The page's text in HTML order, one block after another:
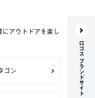
アウトドアを楽し
ゴン ロゴス ブランドサイト